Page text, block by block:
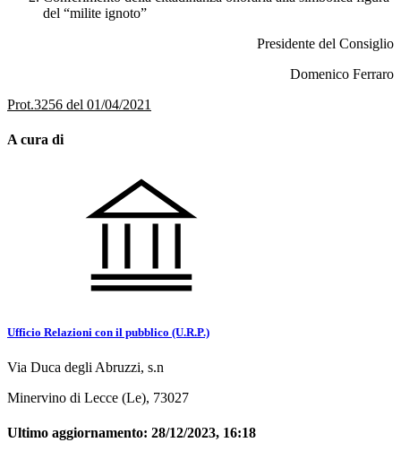
del “milite ignoto”
Presidente del Consiglio
Domenico Ferraro
Prot.3256 del 01/04/2021
A cura di
Ufficio Relazioni con il pubblico (U.R.P.)
Via Duca degli Abruzzi, s.n
Minervino di Lecce (Le), 73027
Ultimo aggiornamento: 28/12/2023, 16:18